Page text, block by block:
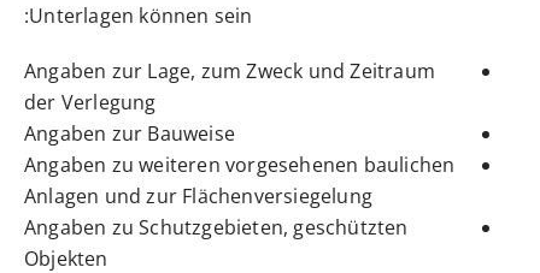
Unterlagen können sein:
Angaben zur Lage, zum Zweck und Zeitraum
der Verlegung
Angaben zur Bauweise
Angaben zu weiteren vorgesehenen baulichen
Anlagen und zur Flächenversiegelung
Angaben zu Schutzgebieten, geschützten
Objekten